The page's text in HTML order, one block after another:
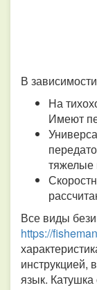
В
На
Имеют
тяжелые
Все виды
https://
инструкцией,
язык.